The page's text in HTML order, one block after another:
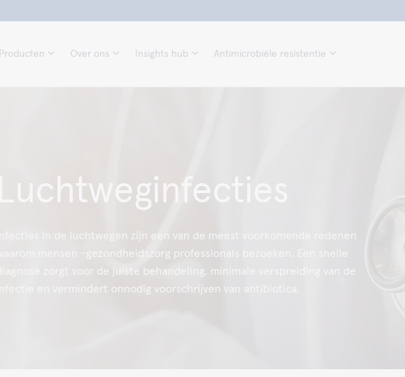
Producten Over ons Insights hub Antimicrobiële resistentie
Luchtweginfecties
Infecties in de luchtwegen zijn een van de meest voorkomende redenen
waarom mensen -gezondheidszorg professionals bezoeken. Een snelle
diagnose zorgt voor de juiste behandeling, minimale verspreiding van de
infectie en vermindert onnodig voorschrijven van antibiotica.